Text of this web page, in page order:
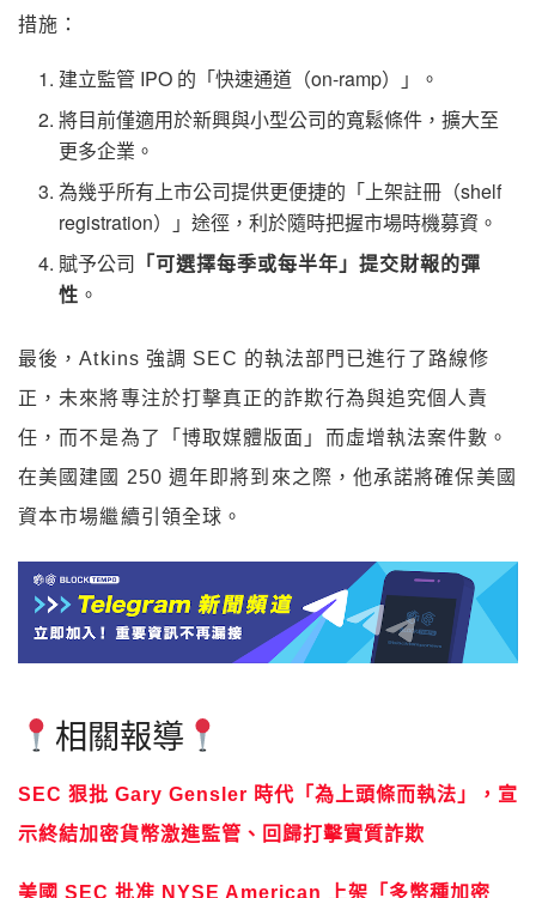
措施：
建立監管 IPO 的「快速通道（on-ramp）」。
將目前僅適用於新興與小型公司的寬鬆條件，擴大至
更多企業。
為幾乎所有上市公司提供更便捷的「上架註冊（shelf
registration）」途徑，利於隨時把握市場時機募資。
賦予公司 「可選擇每季或每半年」提交財報的彈
性 。
最後，Atkins 強調 SEC 的執法部門已進行了路線修
正，未來將專注於打擊真正的詐欺行為與追究個人責
任，而不是為了「博取媒體版面」而虛增執法案件數。
在美國建國 250 週年即將到來之際，他承諾將確保美國
資本市場繼續引領全球。
相關報導
SEC 狠批 Gary Gensler 時代「為上頭條而執法」，宣
示終結加密貨幣激進監管、回歸打擊實質詐欺
美國 SEC 批准 NYSE American 上架「多幣種加密